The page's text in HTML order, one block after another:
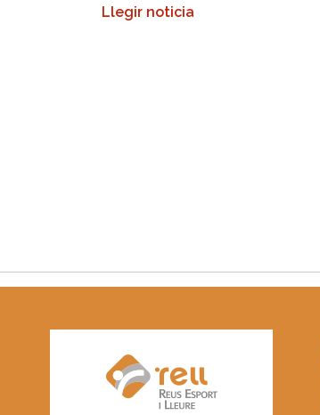
Llegir noticia